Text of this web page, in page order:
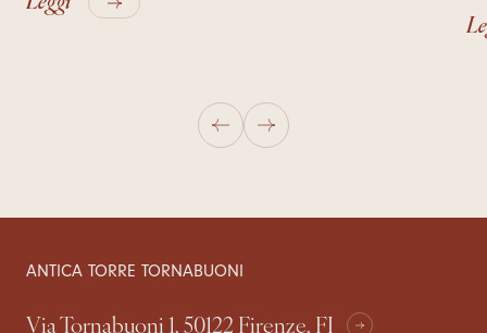
ANTICA TORRE TORNABUONI
Via Tornabuoni 1, 50122 Firenze, FI